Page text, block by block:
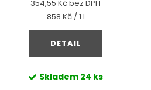
354,55 Kč bez DPH
Měrná
cena:
858 Kč / 1 l
DETAIL
Skladem 24 ks